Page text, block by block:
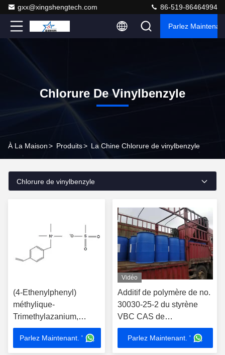
gxx@xingshengtech.com 86-519-86464994
Parlez
Chlorure De Vinylbenzyle
À La Maison> Produits> La Chine Chlorure de vinylbenzyle
Chlorure de vinylbenzyle
(4-Ethenylphenyl)
méthylique-
Trimethylazanium,
Methanesulfonate CAS
848683-69-2
Parlez Maintenant. '
Vidéo
Additif de polymère de no.
30030-25-2 du styrène
VBC CAS de
Chloromethyl
Parlez Maintenant. '